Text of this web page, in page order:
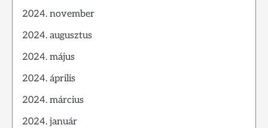
2024. november
2024. augusztus
2024. május
2024. április
2024. március
2024. január